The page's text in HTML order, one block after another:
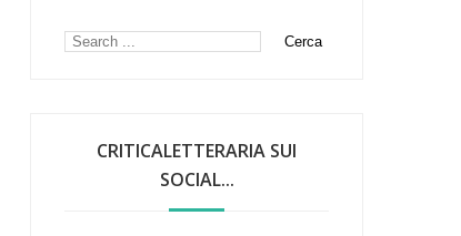
CRITICALETTERARIA SUI
SOCIAL...